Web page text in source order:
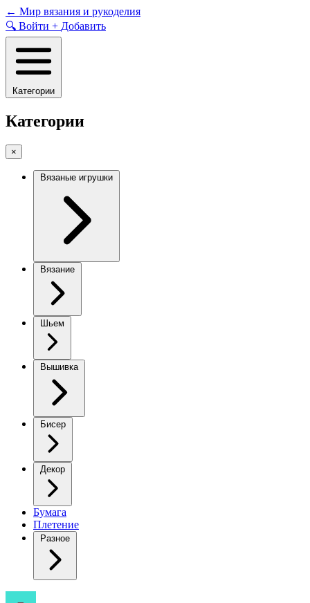
Skip
to
content
← Мир вязания и рукоделия
🔍 Войти + Добавить
Категории
Категории
×
Вязаные игрушки
Вязание
Шьем
Вышивка
Бисер
Декор
Бумага
Плетение
Разное